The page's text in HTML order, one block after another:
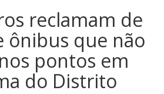
reclamam de
ônibus que não
pontos em
do Distrito